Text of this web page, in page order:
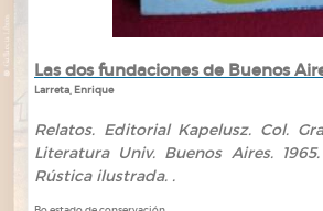
Las dos fundaciones de Buenos
Larreta, Enrique
Relatos. Editorial Kapelusz. Col.
Literatura Univ. Buenos Aires.
Rústica ilustrada. .